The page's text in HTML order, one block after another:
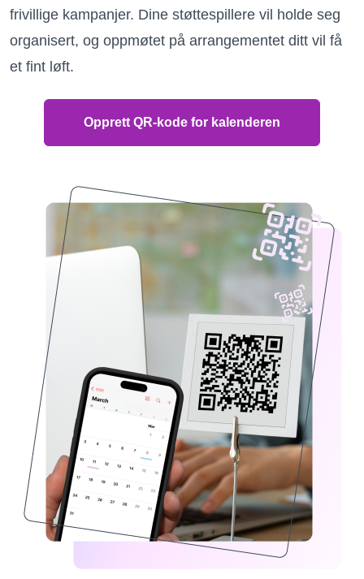
frivillige kampanjer. Dine støttespillere vil holde seg
organisert, og oppmøtet på arrangementet ditt vil få
et fint løft.
Opprett QR-kode for kalenderen